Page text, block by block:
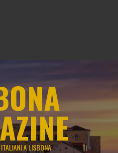
A LISBONA